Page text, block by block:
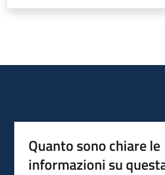
Quanto sono chiare le
informazioni su